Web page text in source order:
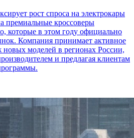
рост спроса на электрокары
премиальные кроссоверы
которые в этом году официально
Компания принимает активное
новых моделей в регионах России,
и предлагая клиентам